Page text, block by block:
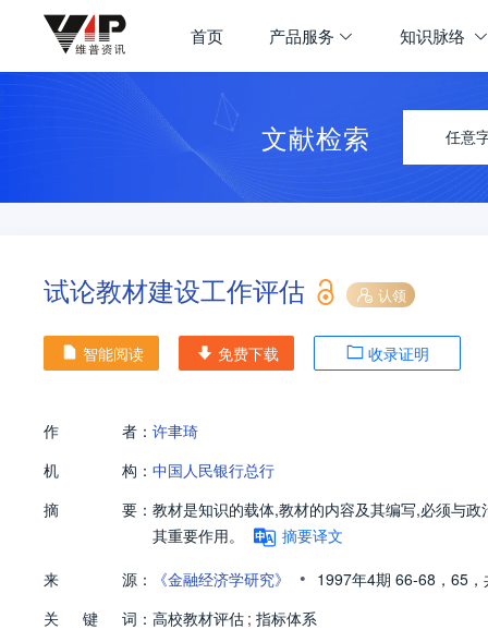
首页 产品服务 知识脉络
文献检索 任意
试论教材建设工作评估 认领
智能阅读 免费下载 收录证明
作 者： 许聿琦
机
构： 中国人民银行总行
摘
要： 教材是知识的载体,教材的内容及其编写,必须与
其重要作用。
摘要译文
来
源： 《金融经济学研究》 • 1997年4期 66-68， 65，
关
键 词： 高校教材评估 ; 指标体系